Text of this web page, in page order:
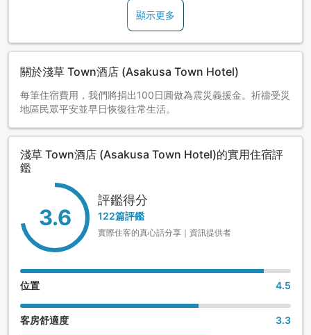
顯示更多
關於淺草 Town酒店 (Asakusa Town Hotel)
每筆住宿費用，我們將捐出100日圓做為震災義援金。祈禱受災
地區民眾平安並早日恢復往常生活。
淺草 Town酒店 (Asakusa Town Hotel)的實用住宿評
鑑
3.6
評鑑得分
122篇評鑑
實際住客的真心話分享｜資訊提供者
位置 4.5
客房舒適度 3.3